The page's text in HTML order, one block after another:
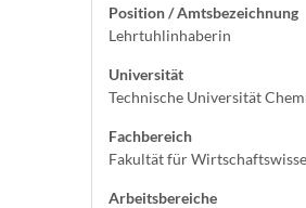
Position / Amtsbezeichnung
Lehrtuhlinhaberin
Universität
Technische Universität
Fachbereich
Fakultät für
Arbeitsbereiche